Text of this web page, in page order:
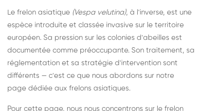
Le frelon asiatique (Vespa velutina), à l'inverse, est une
espèce introduite et classée invasive sur le territoire
européen. Sa pression sur les colonies d'abeilles est
documentée comme préoccupante. Son traitement, sa
réglementation et sa stratégie d'intervention sont
différents — c'est ce que nous abordons sur notre
page dédiée aux frelons asiatiques.
Pour cette page, nous nous concentrons sur le frelon